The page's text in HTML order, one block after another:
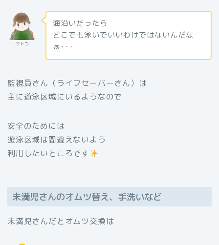
サトウ
海沿いだったら
どこでも泳いでいいわけではないんだな
ぁ･･･
監視員さん（ライフセーバーさん）は
主に遊泳区域にいるようなので
安全のためには
遊泳区域は間違えないよう
利用したいところです
未満児さんのオムツ替え、手洗いなど
未満児さんだとオムツ交換は